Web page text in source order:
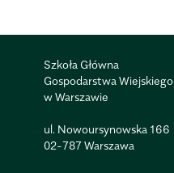
Szkoła Główna
Gospodarstwa Wiejskiego
w Warszawie
ul. Nowoursynowska 166
02-787 Warszawa